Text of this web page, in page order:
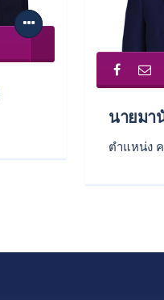
นายมา
ตำแหน่ง